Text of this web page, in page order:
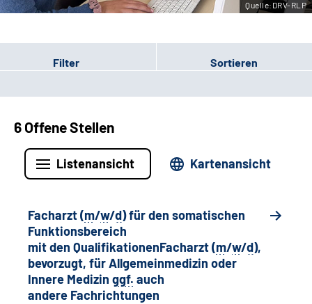
Gebärdensprache
Quelle:DRV-RLP
Filter Sortieren
6 Offene Stellen
Listenansicht Kartenansicht
Facharzt (m/w/d) für den somatischen
Funktionsbereich
mit den QualifikationenFacharzt (m/w/d),
bevorzugt, für Allgemeinmedizin oder
Innere Medizin ggf. auch
andere Fachrichtungen